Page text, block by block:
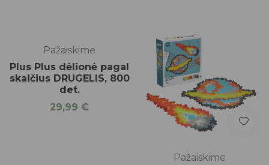
Pažaiskime
Plus Plus dėlionė pagal
skaičius DRUGELIS, 800
det.
29,99€
Pažaiskime